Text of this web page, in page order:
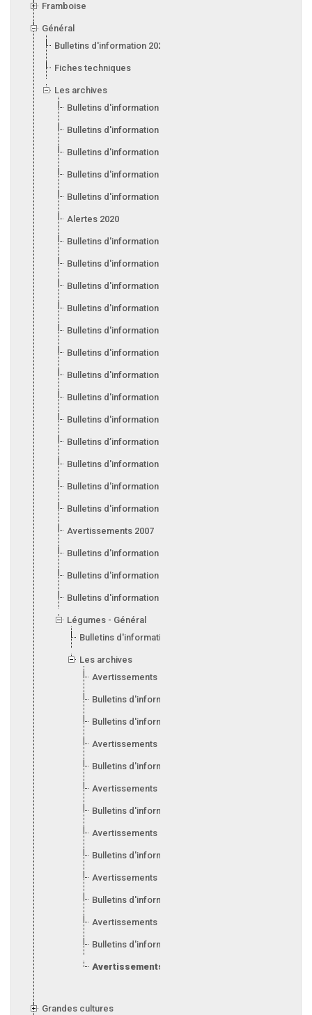
Framboise
Général
Bulletins d'information 2026
Fiches techniques
Les archives
Bulletins d'information 2025
Bulletins d'information 2024
Bulletins d'information 2023
Bulletins d'information 2022
Bulletins d'information 2021
Alertes 2020
Bulletins d'information 2020
Bulletins d'information 2019
Bulletins d'information 2018
Bulletins d'information 2017
Bulletins d'information 2016
Bulletins d'information 2015
Bulletins d'information 2014
Bulletins d'information 2013
Bulletins d'information 2012
Bulletins d’information 2011
Bulletins d'information 2010
Bulletins d'information 2009
Bulletins d'information 2008
Avertissements 2007
Bulletins d'information 2007
Bulletins d'information 2006
Bulletins d'information 2005
Légumes - Général
Bulletins d'information 2017
Les archives
Avertissements 2015
Bulletins d'information 2014
Bulletins d'information 2010
Avertissements 2009
Bulletins d'information 2009
Avertissements 2008
Bulletins d'information 2008
Avertissements 2007
Bulletins d'information 2007
Avertissements 2006
Bulletins d'information 2006
Avertissements 2005
Bulletins d'information 2005
Avertissements 2004
Grandes cultures